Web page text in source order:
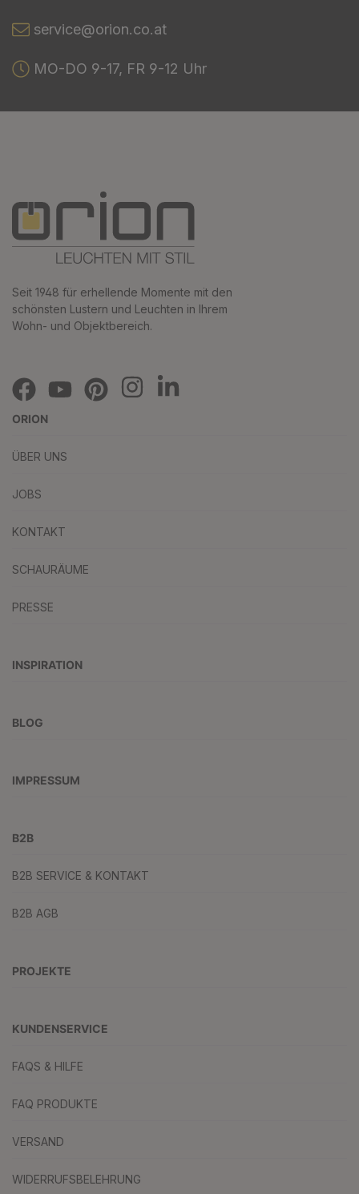
service@orion.co.at
MO-DO 9-17, FR 9-12 Uhr
Seit 1948 für erhellende Momente mit den
schönsten Lustern und Leuchten in Ihrem
Wohn- und Objektbereich.
ORION
ÜBER UNS
JOBS
KONTAKT
SCHAURÄUME
PRESSE
INSPIRATION
BLOG
IMPRESSUM
B2B
B2B SERVICE & KONTAKT
B2B AGB
PROJEKTE
KUNDENSERVICE
FAQS & HILFE
FAQ PRODUKTE
VERSAND
WIDERRUFSBELEHRUNG